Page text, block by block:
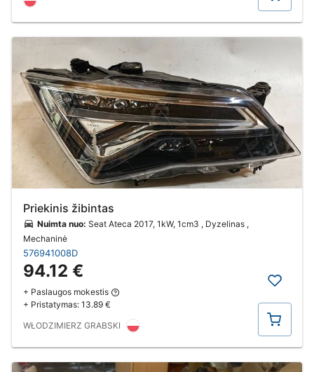
Priekinis žibintas
Nuimta nuo: Seat Ateca 2017, 1kW, 1cm3 , Dyzelinas ,
Mechaninė
576941008D
94.12 €
+ Paslaugos mokestis
+ Pristatymas: 13.89 €
WŁODZIMIERZ GRABSKI